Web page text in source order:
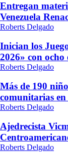
Entregan
Venezuela
Roberts Delgado
Inician los
2026» con ocho
Roberts Delgado
Más de 190
comunitarias en
Roberts Delgado
Ajedrecista
Roberts Delgado